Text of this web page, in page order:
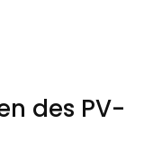
des PV-